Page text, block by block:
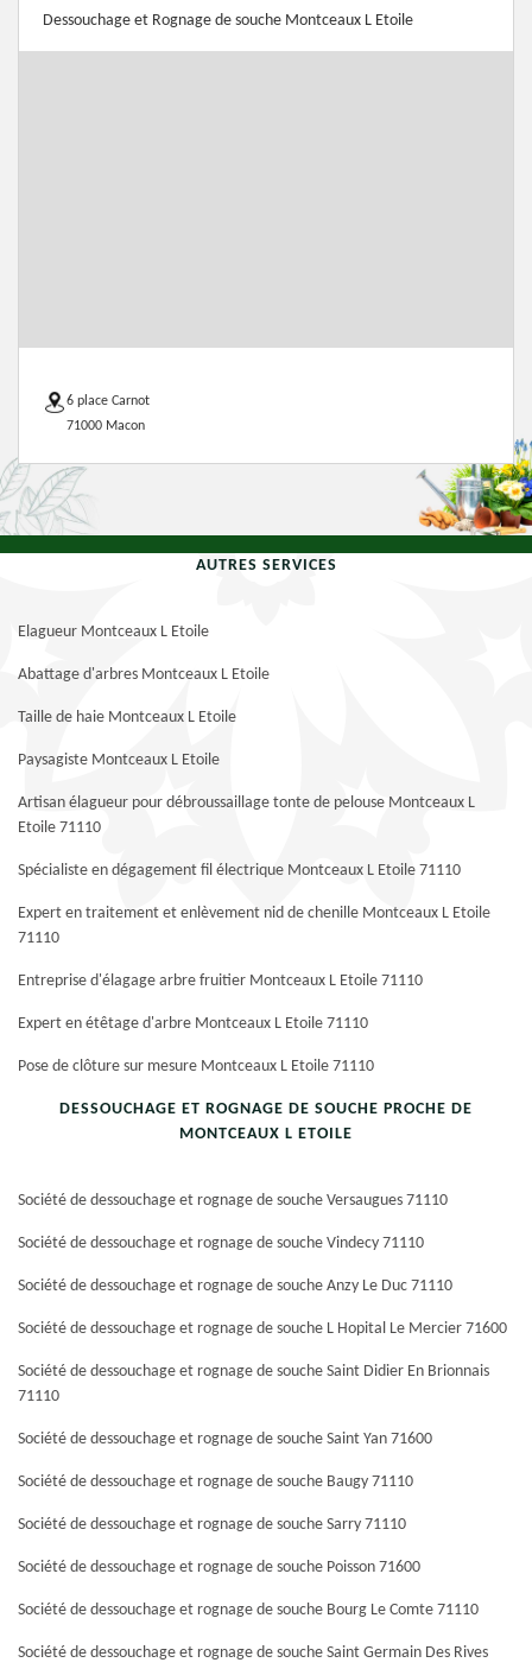
Dessouchage et Rognage de souche Montceaux L Etoile
6 place Carnot
71000 Macon
AUTRES SERVICES
Elagueur Montceaux L Etoile
Abattage d'arbres Montceaux L Etoile
Taille de haie Montceaux L Etoile
Paysagiste Montceaux L Etoile
Artisan élagueur pour débroussaillage tonte de pelouse Montceaux L
Etoile 71110
Spécialiste en dégagement fil électrique Montceaux L Etoile 71110
Expert en traitement et enlèvement nid de chenille Montceaux L Etoile
71110
Entreprise d'élagage arbre fruitier Montceaux L Etoile 71110
Expert en étêtage d'arbre Montceaux L Etoile 71110
Pose de clôture sur mesure Montceaux L Etoile 71110
DESSOUCHAGE ET ROGNAGE DE SOUCHE PROCHE DE
MONTCEAUX L ETOILE
Société de dessouchage et rognage de souche Versaugues 71110
Société de dessouchage et rognage de souche Vindecy 71110
Société de dessouchage et rognage de souche Anzy Le Duc 71110
Société de dessouchage et rognage de souche L Hopital Le Mercier 71600
Société de dessouchage et rognage de souche Saint Didier En Brionnais
71110
Société de dessouchage et rognage de souche Saint Yan 71600
Société de dessouchage et rognage de souche Baugy 71110
Société de dessouchage et rognage de souche Sarry 71110
Société de dessouchage et rognage de souche Poisson 71600
Société de dessouchage et rognage de souche Bourg Le Comte 71110
Société de dessouchage et rognage de souche Saint Germain Des Rives